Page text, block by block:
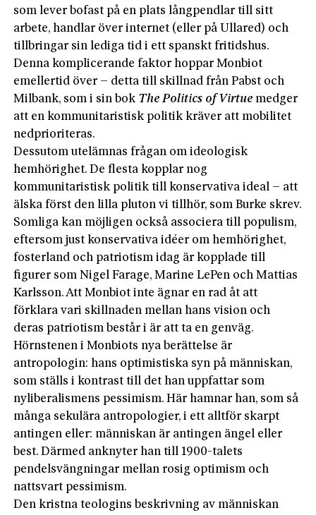
som lever bofast på en plats långpendlar till sitt
arbete, handlar över internet (eller på Ullared) och
tillbringar sin lediga tid i ett spanskt fritidshus.
Denna komplicerande faktor hoppar Monbiot
emellertid över – detta till skillnad från Pabst och
Milbank, som i sin bok The Politics of Virtue medger
att en kommunitaristisk politik kräver att mobilitet
nedprioriteras.
Dessutom utelämnas frågan om ideologisk
hemhörighet. De flesta kopplar nog
kommunitaristisk politik till konservativa ideal – att
älska först den lilla pluton vi tillhör, som Burke skrev.
Somliga kan möjligen också associera till populism,
eftersom just konservativa idéer om hemhörighet,
fosterland och patriotism idag är kopplade till
figurer som Nigel Farage, Marine LePen och Mattias
Karlsson. Att Monbiot inte ägnar en rad åt att
förklara vari skillnaden mellan hans vision och
deras patriotism består i är att ta en genväg.
Hörnstenen i Monbiots nya berättelse är
antropologin: hans optimistiska syn på människan,
som ställs i kontrast till det han uppfattar som
nyliberalismens pessimism. Här hamnar han, som så
många sekulära antropologier, i ett alltför skarpt
antingen eller: människan är antingen ängel eller
best. Därmed anknyter han till 1900-talets
pendelsvängningar mellan rosig optimism och
nattsvart pessimism.
Den kristna teologins beskrivning av människan